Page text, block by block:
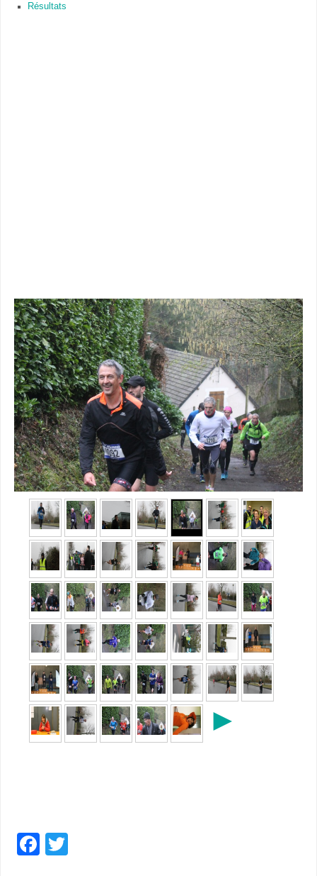
Résultats
►
F